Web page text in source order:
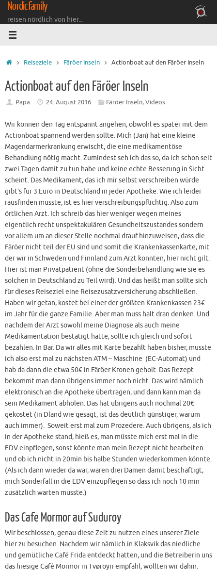
Zum
Inhalt
springen
Nordicfamily
reisen nördlich von hier...
Startseite
Reiseziele Färöer Inseln Actionboat auf den Färöer Inseln
Actionboat auf den Färöer Inseln
Papa 24. August 2016 Färöer Inseln,Videos
Wir können den Tag entspannt angehen, obwohl es später mit dem
Actionboat spannend werden sollte. Mich (Jan) hat eine kleine
Magendarmerkrankung erwischt, die eine medikamentöse
Behandlung nötig macht. Zumindest seh ich das so, da ich schon seit
zwei Tagen damit zu tun habe und keine echte Besserung in Sicht
scheint. Das Medikament, das ich mir selbst verschreiben würde
gibt’s für 3 Euro in Deutschland in jeder Apotheke. Wie ich leider
rausfinden musste, ist es hier verschreibungspflichtig. Also zum
örtlichen Arzt. Ich schreib das hier weniger wegen meines
eigentlich recht unspektakulären Gesundheitszustandes sondern
vor allem um an dieser Stelle nochmal drauf hinzuweisen, dass die
Färöer nicht teil der EU sind und somit die Krankenkassenkarte, mit
der wir in Schweden und Finnland zum Arzt konnten, hier nicht gilt.
Hier ist man Privatpatient (ohne die Sonderbehandlung wie sie es
solchen in Deutschland zu Teil wird). Und das heißt man sollte sich
für dieses Reiseziel eine Reisezusatzversicherung abschließen.
Haben wir getan, kostet bei einer der größten Krankenkassen 23€
im Jahr für die ganze Familie. Aber man muss halt dran denken. Und
nachdem der Arzt sowohl meine Diagnose als auch meine
Medikamentation bestätigt hatte, sollte ich gleich und sofort
bezahlen. In Bar. Da wir alles mit Karte bezahlt haben bisher, musste
ich also erst mal zu nächsten ATM – Maschine (EC-Automat) und
hab da dann die etwa 50€ in Färöer Kronen geholt. Das Rezept
bekommt man dann übrigens immer noch nicht. Das wird nämlich
elektronisch an die Apotheke übertragen, und dann kann man da
sein Medikament abholen. Das hat übrigens auch nochmal 20€
gekostet (in Dland wie gesagt, ist das deutlich günstiger, warum
auch immer). Soweit erst mal zum Prozedere. Auch übrigens, als ich
in der Apotheke stand, hieß es, man müsste mich erst mal in die
EDV einpflegen, sonst könnte man mein Rezept nicht bearbeiten
und ob ich nicht in 20min bis halbe Stunden wiederkommen könnte.
(Als ich dann wieder da war, waren drei Damen damit beschäftigt,
mich Sonderfall in die EDV einzupflegen so dass ich noch 10 min
zusätzlich warten musste.)
Das Cafe Mormor auf Suduroy
Wir beschlossen, genau diese Zeit zu nutzen eines unserer Ziele
hier zu besuchen. Nachdem wir nämlich in Klaksvik das niedliche
und gemütliche Café Frida entdeckt hatten, und die Betreiberin uns
das hiesige Café Mormor in Tvøroyri empfahl, wollten wir dahin.